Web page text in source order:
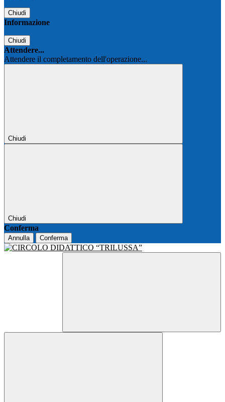
Chiudi
Informazione
Chiudi
Attendere...
Attendere il completamento dell'operazione...
Chiudi
Chiudi
Conferma
Annulla Conferma